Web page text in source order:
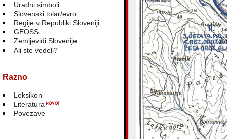
Uradni simboli
Slovenski tolar/evro
Regije v Republiki Sloveniji
GEOSS
Zemljevidi Slovenije
Ali ste vedeli?
Razno
Leksikon
Literatura
Povezave